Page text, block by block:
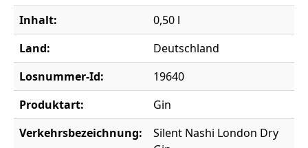
Inhalt:
0,50 l
Land:
Deutschland
Losnummer-Id:
19640
Produktart:
Gin
Verkehrsbezeichnung:
Silent Nashi London Dry